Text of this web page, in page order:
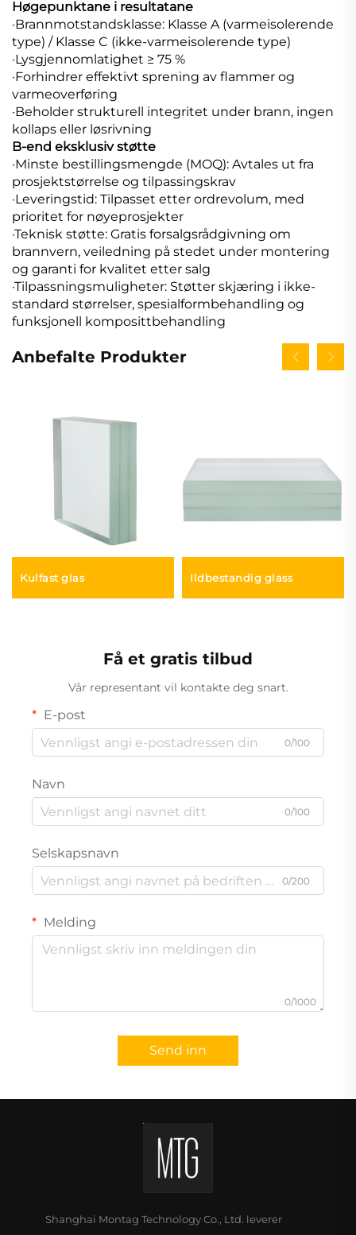
Høgepunktane i resultatane
·Brannmotstandsklasse: Klasse A (varmeisolerende
type) / Klasse C (ikke-varmeisolerende type)
·Lysgjennomlatighet ≥ 75 %
·Forhindrer effektivt sprening av flammer og
varmeoverføring
·Beholder strukturell integritet under brann, ingen
kollaps eller løsrivning
B-end eksklusiv støtte
·Minste bestillingsmengde (MOQ): Avtales ut fra
prosjektstørrelse og tilpassingskrav
·Leveringstid: Tilpasset etter ordrevolum, med
prioritet for nøyeprosjekter
·Teknisk støtte: Gratis forsalgsrådgivning om
brannvern, veiledning på stedet under montering
og garanti for kvalitet etter salg
·Tilpassningsmuligheter: Støtter skjæring i ikke-
standard størrelser, spesialformbehandling og
funksjonell komposittbehandling
Anbefalte Produkter
Kulfast glas Ildbestandig glass
Få et gratis tilbud
Vår representant vil kontakte deg snart.
E-post
0/100
Navn
0/100
Selskapsnavn
0/200
Melding
0/1000
Send inn
Shanghai Montag Technology Co., Ltd. leverer